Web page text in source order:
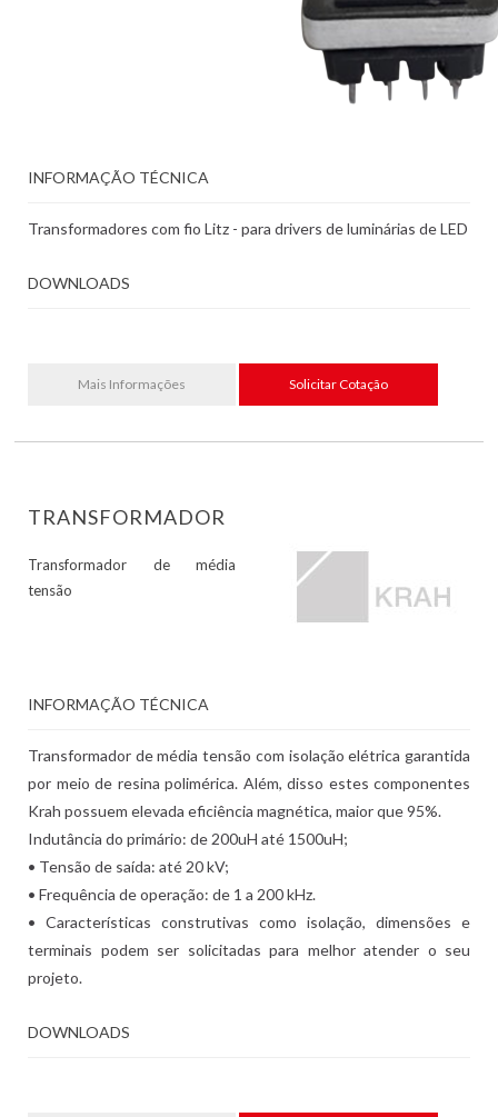
INFORMAÇÃO TÉCNICA
Transformadores com fio Litz - para drivers de luminárias de LED
DOWNLOADS
Mais Informações Solicitar Cotação
TRANSFORMADOR
Transformador de média
tensão
INFORMAÇÃO TÉCNICA
Transformador de média tensão com isolação elétrica garantida
por meio de resina polimérica. Além, disso estes componentes
Krah possuem elevada eficiência magnética, maior que 95%.
Indutância do primário: de 200uH até 1500uH;
• Tensão de saída: até 20 kV;
• Frequência de operação: de 1 a 200 kHz.
• Características construtivas como isolação, dimensões e
terminais podem ser solicitadas para melhor atender o seu
projeto.
DOWNLOADS